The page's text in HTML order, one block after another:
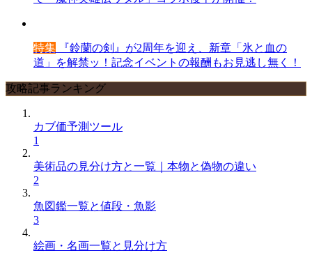
特集 『鈴蘭の剣』が2周年を迎え、新章「氷と血の
道」を解禁ッ！記念イベントの報酬もお見逃し無く！
攻略記事ランキング
カブ価予測ツール
1
美術品の見分け方と一覧｜本物と偽物の違い
2
魚図鑑一覧と値段・魚影
3
絵画・名画一覧と見分け方